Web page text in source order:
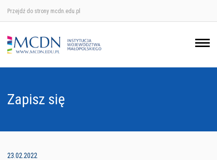
Przejdź do strony mcdn.edu.pl
Zapisz się
23.02.2022
Ośrodek w Krakowie
Ośrodek w Nowym Sączu
Ośrodek w Tarnowie